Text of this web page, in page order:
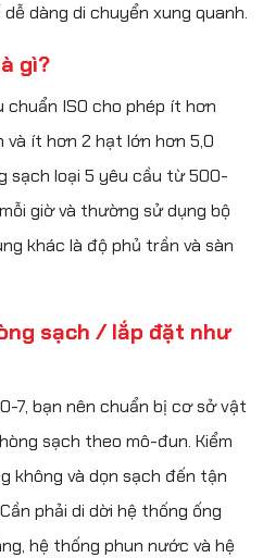
dàng di chuyển xung quanh.
gì?
ISO cho phép ít hơn
và ít hơn 2 hạt lớn hơn 5,0
sạch loại 5 yêu cầu từ 500-
giờ và thường sử dụng bộ
khác là độ phủ trần và sàn
sạch / lắp đặt như
7, bạn nên chuẩn bị cơ sở vật
sạch theo mô-đun. Kiểm
không và dọn sạch đến tận
phải di dời hệ thống ống
hệ thống phun nước và hệ